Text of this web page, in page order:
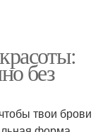
без
твои брови